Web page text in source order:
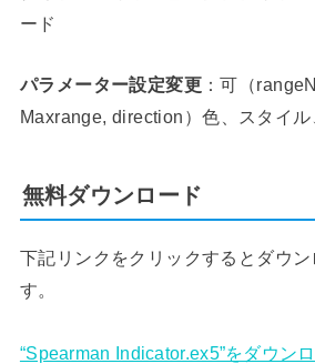
ード
パラメーター設定変更 ：可（
Maxrange, direction）色、スタイル
無料ダウンロード
下記リンクをクリックするとダウン
す。
“Spearman Indicator.ex5”をダウン